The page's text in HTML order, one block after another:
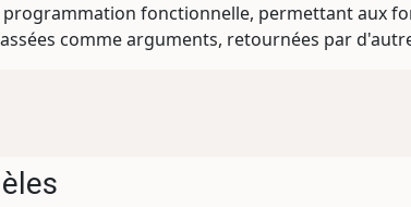
fonctionnelle, permettant aux
comme arguments, retournées par